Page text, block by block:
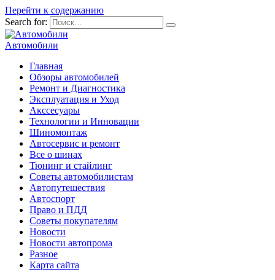
Перейти к содержанию
Search for:
Автомобили
Главная
Обзоры автомобилей
Ремонт и Диагностика
Эксплуатация и Уход
Акссесуары
Технологии и Инновации
Шиномонтаж
Автосервис и ремонт
Все о шинах
Тюнинг и стайлинг
Советы автомобилистам
Автопутешествия
Автоспорт
Право и ПДД
Советы покупателям
Новости
Новости автопрома
Разное
Карта сайта